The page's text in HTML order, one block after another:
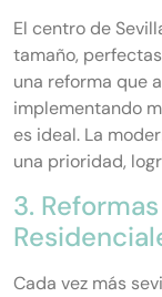
El centro de
tamaño,
una reforma que
implementando
es ideal. La
una prioridad,
3.
Cada vez más